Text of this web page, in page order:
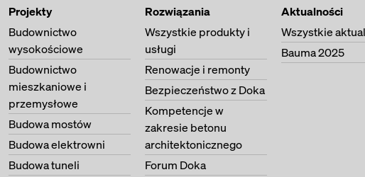
Projekty
Budownictwo
wysokościowe
Budownictwo
mieszkaniowe i
przemysłowe
Budowa mostów
Budowa elektrowni
Budowa tuneli
Rozwiązania
Wszystkie produkty i
usługi
Renowacje i remonty
Bezpieczeństwo z Doka
Kompetencje w
zakresie betonu
architektonicznego
Forum Doka
Aktualności
Wszystkie
Bauma 2025